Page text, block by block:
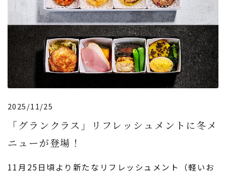
2025/11/25
「グランクラス」リフレッシュメントに冬メ
ニューが登場！
11月25日頃より新たなリフレッシュメント（軽いお